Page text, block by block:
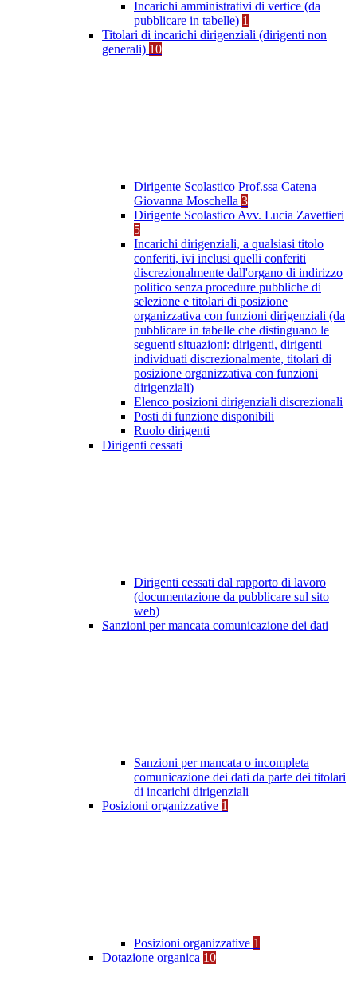
Incarichi amministrativi di vertice (da
pubblicare in tabelle) 1
Titolari di incarichi dirigenziali (dirigenti non
generali) 10
Dirigente Scolastico Prof.ssa Catena
Giovanna Moschella 3
Dirigente Scolastico Avv. Lucia Zavettieri
5
Incarichi dirigenziali, a qualsiasi titolo
conferiti, ivi inclusi quelli conferiti
discrezionalmente dall'organo di indirizzo
politico senza procedure pubbliche di
selezione e titolari di posizione
organizzativa con funzioni dirigenziali (da
pubblicare in tabelle che distinguano le
seguenti situazioni: dirigenti, dirigenti
individuati discrezionalmente, titolari di
posizione organizzativa con funzioni
dirigenziali)
Elenco posizioni dirigenziali discrezionali
Posti di funzione disponibili
Ruolo dirigenti
Dirigenti cessati
Dirigenti cessati dal rapporto di lavoro
(documentazione da pubblicare sul sito
web)
Sanzioni per mancata comunicazione dei dati
Sanzioni per mancata o incompleta
comunicazione dei dati da parte dei titolari
di incarichi dirigenziali
Posizioni organizzative 1
Posizioni organizzative 1
Dotazione organica 10